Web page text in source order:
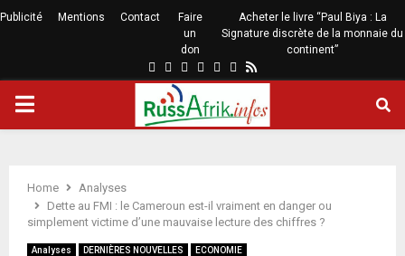
Publicité Mentions Contact
Faire
un
don
Acheter le livre “Paul Biya : La
Signature discrète de la monnaie du
continent”
Home
Analyses
Dette au FMI : le Cameroun est-il vraiment en danger ou
simplement victime d’une mauvaise lecture des chiffres ?
Analyses DERNIÈRES NOUVELLES ECONOMIE